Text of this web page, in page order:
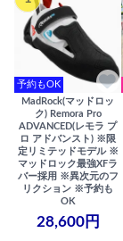
予約もOK
MadRock(マッドロッ
ク) Remora Pro
ADVANCED(レモラ プ
ロ アドバンスト) ※限
定リミテッドモデル ※
マッドロック最強XFラ
バー採用 ※異次元のフ
リクション ※予約も
OK
28,600円